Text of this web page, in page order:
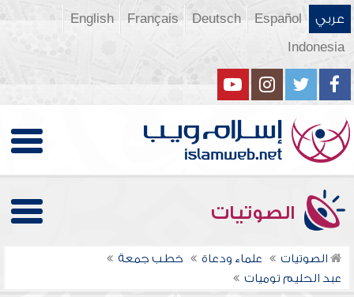
عربي Español
Deutsch
Français
English
Indonesia
الصوتيات
الصوتيات علماء ودعاة
خطب جمعة
عبد الحليم توميات